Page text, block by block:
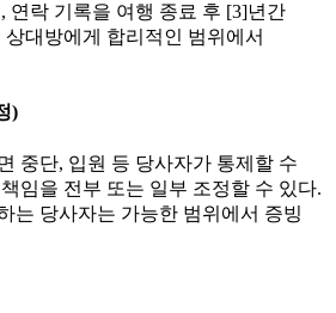
연락 기록을 여행 종료 후 [3]년간
대방에게 합리적인 범위에서
)
중단, 입원 등 당사자가 통제할 수
임을 전부 또는 일부 조정할 수 있다.
는 당사자는 가능한 범위에서 증빙